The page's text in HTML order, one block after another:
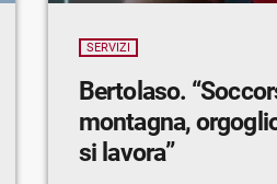
SERVIZI
Bertolaso.
montagna,
si lavora”